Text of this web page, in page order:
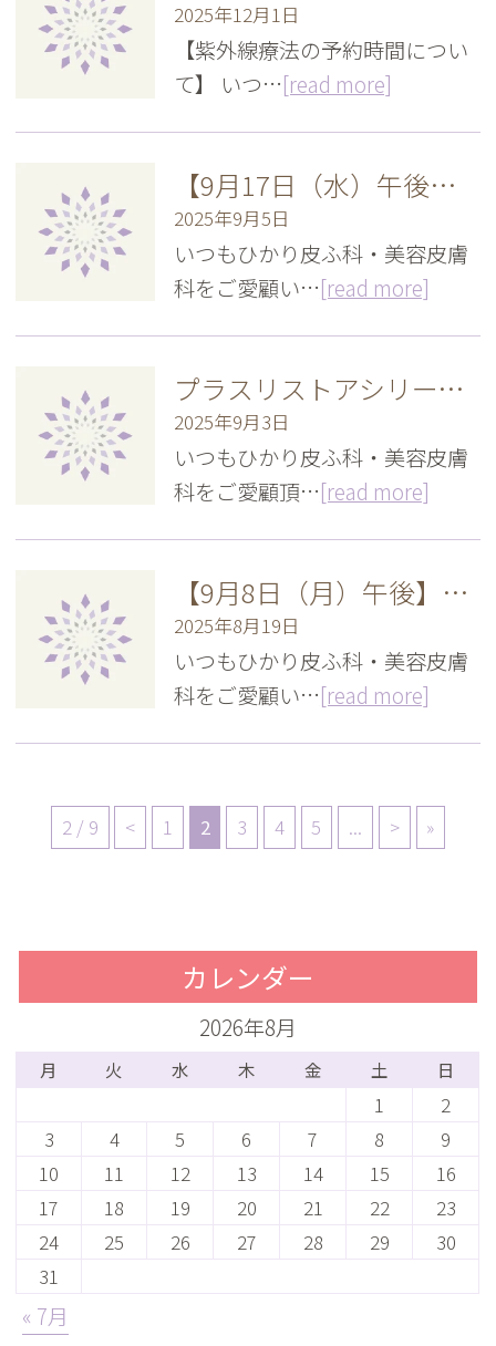
2025年12月1日
【紫外線療法の予約時間につい
て】 いつ…[read more]
【9月17日（水）午後】診療時間変更のお知らせ
2025年9月5日
いつもひかり皮ふ科・美容皮膚
科をご愛顧い…[read more]
プラスリストアシリーズ 価格改定のお知らせ
2025年9月3日
いつもひかり皮ふ科・美容皮膚
科をご愛顧頂…[read more]
【9月8日（月）午後】診療時間変更のお知らせ
2025年8月19日
いつもひかり皮ふ科・美容皮膚
科をご愛顧い…[read more]
2 / 9 < 1 2 3 4 5 ... > »
カレンダー
2026年8月
月 火 水 木 金 土 日
1
2
3
4 5 6 7 8
9
10
11 12 13 14 15
16
17
18 19 20 21 22
23
24
25 26 27 28 29
30
31
« 7月